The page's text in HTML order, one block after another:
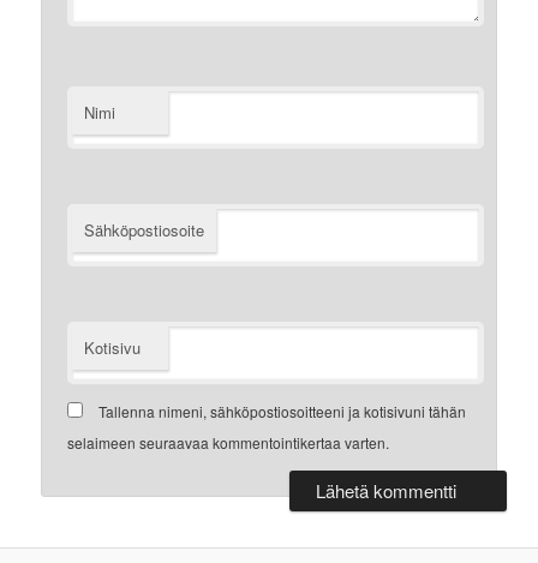
Nimi
Sähköpostiosoite
Kotisivu
Tallenna nimeni, sähköpostiosoitteeni ja kotisivuni tähän
selaimeen seuraavaa kommentointikertaa varten.